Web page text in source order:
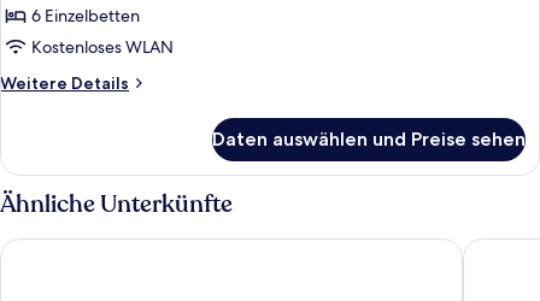
anzeigen
6 Einzelbetten
Kostenloses WLAN
Weitere Details
Weitere
Daten auswählen und Preise sehen
Ähnliche Unterkünfte
Montana Parkhotel Marl Hotel